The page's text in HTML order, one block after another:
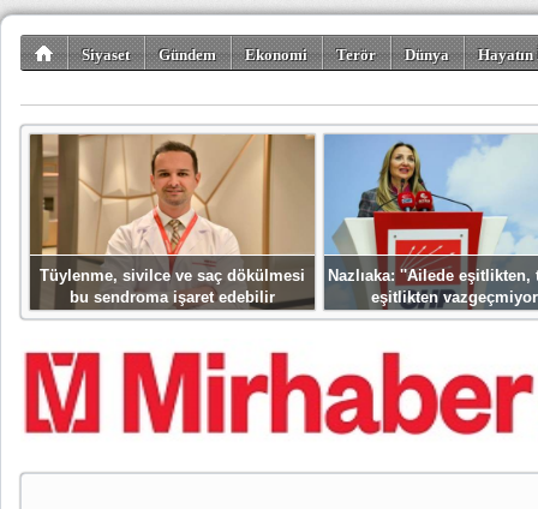
Siyaset Gündem Ekonomi Terör Dünya
Tüylenme, sivilce ve saç dökülmesi
bu sendroma işaret edebilir
Nazlıaka: ''Ailede eşitlikten,
eşitlikten